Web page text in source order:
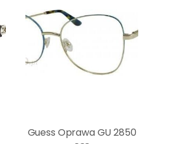
Guess Oprawa GU 2850